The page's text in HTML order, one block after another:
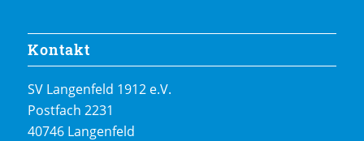
Kontakt
SV Langenfeld 1912 e.V.
Postfach 2231
40746 Langenfeld